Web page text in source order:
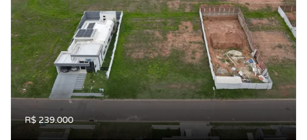
R$ 239.000